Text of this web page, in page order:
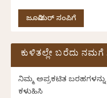
ಜೂನಿಯರ್ ಸಂಪಿಗೆ
ಕುಳಿತಲ್ಲೇ ಬರೆದು ನಮಗೆ
ನಿಮ್ಮ ಅಪ್ರಕಟಿತ
ಕಳುಹಿಸಿ